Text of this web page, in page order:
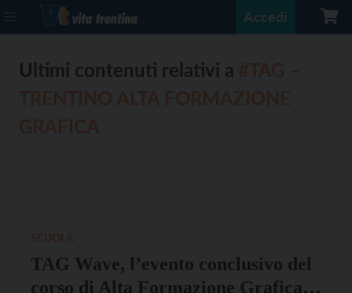
Accedi
Ultimi contenuti relativi a
TAG Wave, l’evento conclusivo del
corso di Alta Formazione Grafica